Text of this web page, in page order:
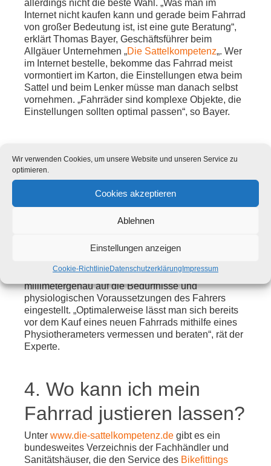
Wir verwenden Cookies, um unsere Website und unseren Service zu
optimieren.
Cookies akzeptieren
Ablehnen
Einstellungen anzeigen
Cookie-Richtlinie Datenschutzerklärung Impressum
allerdings nicht die beste Wahl. „Was man im
Internet nicht kaufen kann und gerade beim Fahrrad
von großer Bedeutung ist, ist eine gute Beratung“,
erklärt Thomas Bayer, Geschäftsführer beim
Allgäuer Unternehmen „Die Sattelkompetenz„. Wer
im Internet bestelle, bekomme das Fahrrad meist
vormontiert im Karton, die Einstellungen etwa beim
Sattel und beim Lenker müsse man danach selbst
vornehmen. „Fahrräder sind komplexe Objekte, die
Einstellungen sollten optimal passen“, so Bayer.
3. Warum ist die richtige
Einstellung des Fahrrads
so wichtig?
Minimal falsche Einstellungen etwa von Sattel und
schmerzhaften Ereignis werden lassen. „Hier setzt
Bayer. Das Fahrrad werde dabei im Handel
millimetergenau auf die Bedürfnisse und
physiologischen Voraussetzungen des Fahrers
eingestellt. „Optimalerweise lässt man sich bereits
vor dem Kauf eines neuen Fahrrads mithilfe eines
Physiotherameters vermessen und beraten“, rät der
Experte.
4. Wo kann ich mein
Fahrrad justieren lassen?
Unter www.die-sattelkompetenz.de gibt es ein
bundesweites Verzeichnis der Fachhändler und
Sanitätshäuser, die den Service des Bikefittings